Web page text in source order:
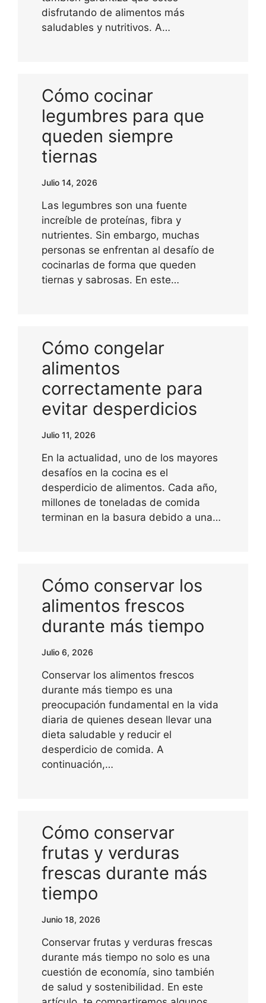
disfrutando de alimentos más
saludables y nutritivos. A…
Cómo cocinar
legumbres para que
queden siempre
tiernas
Julio 14, 2026
Las legumbres son una fuente
increíble de proteínas, fibra y
nutrientes. Sin embargo, muchas
personas se enfrentan al desafío de
cocinarlas de forma que queden
tiernas y sabrosas. En este…
Cómo congelar
alimentos
correctamente para
evitar desperdicios
Julio 11, 2026
En la actualidad, uno de los mayores
desafíos en la cocina es el
desperdicio de alimentos. Cada año,
millones de toneladas de comida
terminan en la basura debido a una…
Cómo conservar los
alimentos frescos
durante más tiempo
Julio 6, 2026
Conservar los alimentos frescos
durante más tiempo es una
preocupación fundamental en la vida
diaria de quienes desean llevar una
dieta saludable y reducir el
desperdicio de comida. A
continuación,…
Cómo conservar
frutas y verduras
frescas durante más
tiempo
Junio 18, 2026
Conservar frutas y verduras frescas
durante más tiempo no solo es una
cuestión de economía, sino también
de salud y sostenibilidad. En este